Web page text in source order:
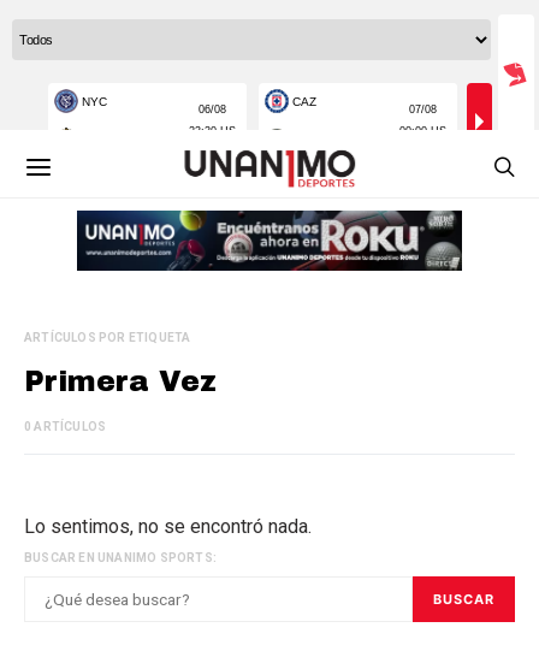
ARTÍCULOS POR ETIQUETA
Primera Vez
0 ARTÍCULOS
Lo sentimos, no se encontró nada.
BUSCAR EN UNANIMO SPORTS:
BUSCAR